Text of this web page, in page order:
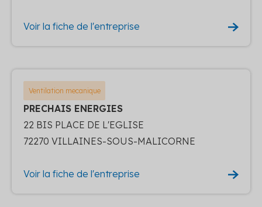
Voir la fiche de l'entreprise
Ventilation mecanique
PRECHAIS ENERGIES
22 BIS PLACE DE L'EGLISE
72270 VILLAINES-SOUS-MALICORNE
Voir la fiche de l'entreprise